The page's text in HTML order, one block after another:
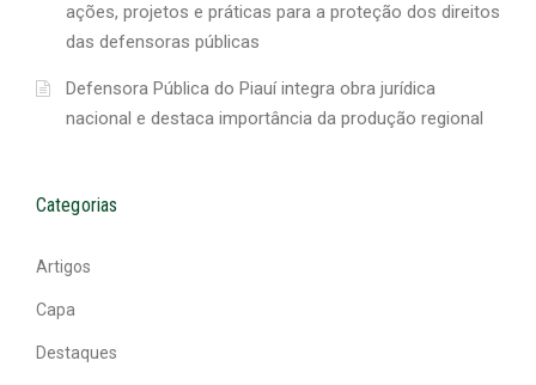
ações, projetos e práticas para a proteção dos direitos
das defensoras públicas
Defensora Pública do Piauí integra obra jurídica
nacional e destaca importância da produção regional
Categorias
Artigos
Capa
Destaques